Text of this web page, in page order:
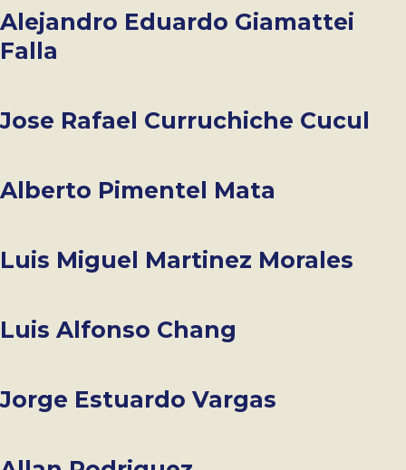
Alejandro Eduardo Giamattei
Falla
Jose Rafael Curruchiche Cucul
Alberto Pimentel Mata
Luis Miguel Martinez Morales
Luis Alfonso Chang
Jorge Estuardo Vargas